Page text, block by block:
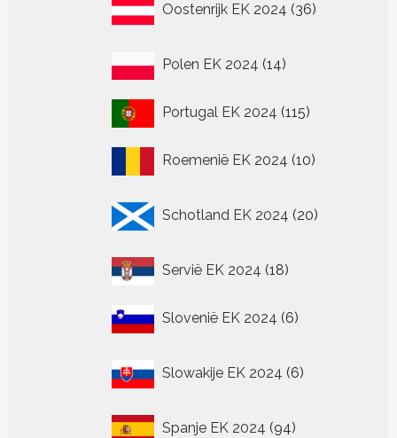
Oostenrijk EK 2024 36
producten
Polen EK 2024 1414
Portugal EK 2024 115115
Roemenië EK 2024 1010
Schotland EK 2024 20
producten
Servië EK 2024 1818
Slovenië EK 2024 66
Slowakije EK 2024 6
producten
Spanje EK 2024 9494